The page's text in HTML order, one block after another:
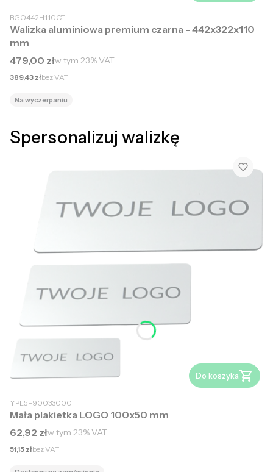
BGQ442H110CT
Walizka aluminiowa premium czarna - 442x322x110
mm
Cena brutto
479,00 złw tym 23%VAT
Cena netto
389,43 złbez VAT
Na wyczerpaniu
Spersonalizuj walizkę
Do koszyka
YPL5F90033000
Mała plakietka LOGO 100x50 mm
Cena brutto
62,92 złw tym 23%VAT
Cena netto
51,15 złbez VAT